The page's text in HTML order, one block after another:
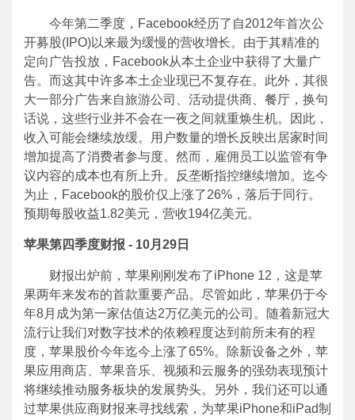
今年第二季度，Facebook经历了自2012年首次公
开募股(IPO)以来最为缓慢的营收增长。由于其精准的
定向广告投放，Facebook从本土企业中获得了大量广
告。而这其中许多本土企业现已不复存在。此外，其很
大一部分广告来自旅游公司、活动提供商、餐厅，换句
话说，这些行业并不会在一夜之间就重焕生机。因此，
收入可能会继续放缓。用户数量的增长反映出居家时间
增加提高了消费者参与度。然而，雇佣员工以监管有争
议内容的成本也有所上升。反垄断指控继续增加。迄今
为止，Facebook的股价仅上涨了26%，落后于同行。
预期每股收益1.82美元，营收194亿美元。
苹果第四季度财报 - 10月29日
财报出炉前，苹果刚刚发布了iPhone 12，这是苹
果两年来发布的首款重要产品。尽管如此，苹果仍于今
年8月成为第一家估值达2万亿美元的公司。随着新冠大
流行让我们对数字技术的依赖程度达到前所未有的程
度，苹果股价今年迄今上涨了65%。除新设备之外，苹
果应用商店、苹果音乐、视频和云服务的强劲表现预计
将继续推动服务板块的发展势头。另外，我们还可以通
过苹果供应商财报来寻找线索，为苹果iPhone和iPad制